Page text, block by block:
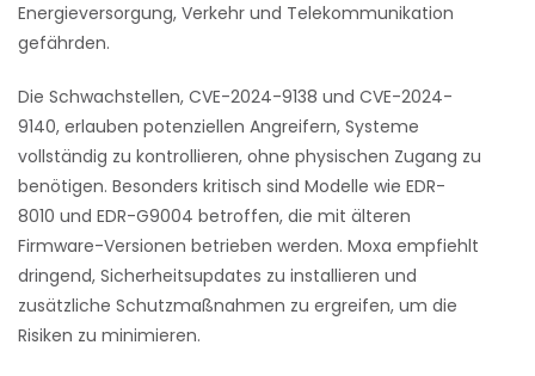
Energieversorgung, Verkehr und Telekommunikation
gefährden.
Die Schwachstellen, CVE-2024-9138 und CVE-2024-
9140, erlauben potenziellen Angreifern, Systeme
vollständig zu kontrollieren, ohne physischen Zugang zu
benötigen. Besonders kritisch sind Modelle wie EDR-
8010 und EDR-G9004 betroffen, die mit älteren
Firmware-Versionen betrieben werden. Moxa empfiehlt
dringend, Sicherheitsupdates zu installieren und
zusätzliche Schutzmaßnahmen zu ergreifen, um die
Risiken zu minimieren.